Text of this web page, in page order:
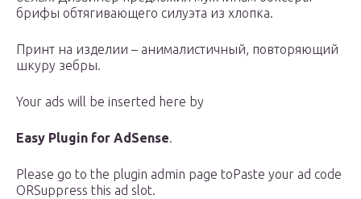
брифы обтягивающего силуэта из хлопка.
Принт на изделии – анималистичный, повторяющий
шкуру зебры.
Your ads will be inserted here by
Easy Plugin for AdSense.
Please go to the plugin admin page toPaste your ad code
ORSuppress this ad slot.